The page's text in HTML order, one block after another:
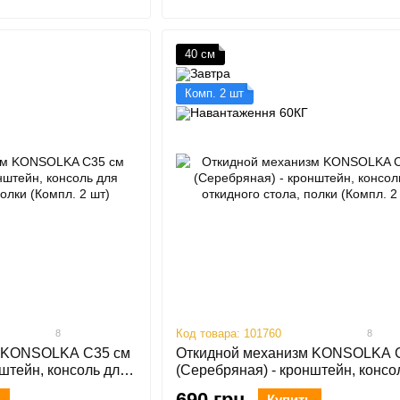
8
C35 см
консоль для
(Компл. 2 шт)
40 см
Комп. 2 шт
Код товара: 101760 8
Откидной механизм KONSOLKA
(Серебряная) - кронштейн,
откидного стола, полки (Компл. 2